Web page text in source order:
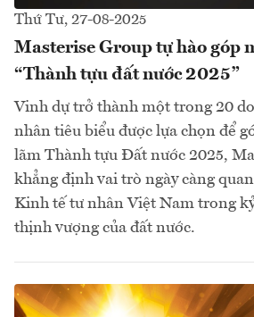
Thứ Tư, 27-08-2025
Masterise Group tự hào góp
“Thành tựu đất nước 2025”
Vinh dự trở thành một trong 20
nhân tiêu biểu được lựa chọn để
lãm Thành tựu Đất nước 2025,
khẳng định vai trò ngày càng
Kinh tế tư nhân Việt Nam trong
thịnh vượng của đất nước.